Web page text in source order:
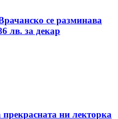
се разминава
лв. за декар
ни лекторка